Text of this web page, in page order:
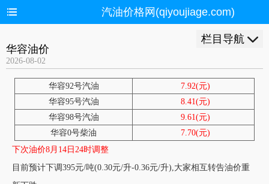
汽油价格网(qiyoujiage.com)
栏目导航
华容油价
2026-08-02
华容92号汽油
7.92(元)
华容95号汽油
8.41(元)
华容98号汽油
9.61(元)
华容0号柴油
7.70(元)
下次油价8月14日24时调整
目前预计下调395元/吨(0.30元/升-0.36元/升),大家相互转告油价重